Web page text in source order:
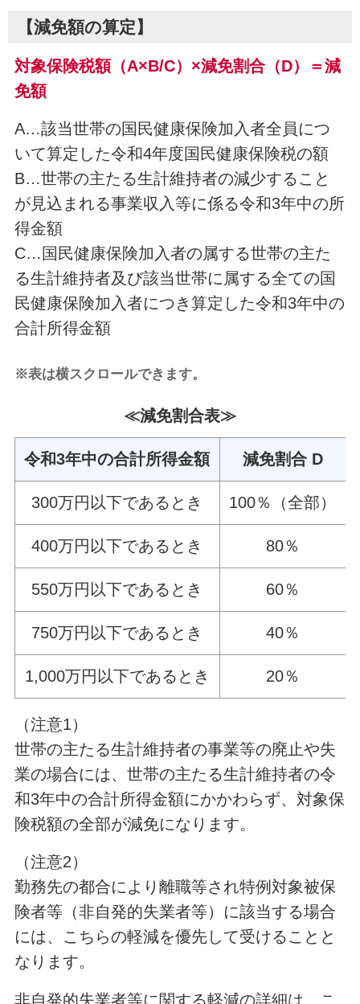
【減免額の算定】
対象保険税額（A×B/C）×減免割合（D）＝減
免額
A…該当世帯の国民健康保険加入者全員につ
いて算定した令和4年度国民健康保険税の額
B…世帯の主たる生計維持者の減少すること
が見込まれる事業収入等に係る令和3年中の所
得金額
C…国民健康保険加入者の属する世帯の主た
る生計維持者及び該当世帯に属する全ての国
民健康保険加入者につき算定した令和3年中の
合計所得金額
※表は横スクロールできます。
≪減免割合表≫
令和3年中の合計所得金額 減免割合 D
300万円以下であるとき 100％（全部）
400万円以下であるとき 80％
550万円以下であるとき 60％
750万円以下であるとき 40％
1,000万円以下であるとき 20％
（注意1）
世帯の主たる生計維持者の事業等の廃止や失
業の場合には、世帯の主たる生計維持者の令
和3年中の合計所得金額にかかわらず、対象保
険税額の全部が減免になります。
（注意2）
勤務先の都合により離職等され特例対象被保
険者等（非自発的失業者等）に該当する場合
には、こちらの軽減を優先して受けることと
なります。
非自発的失業者等に関する軽減の詳細は、こ